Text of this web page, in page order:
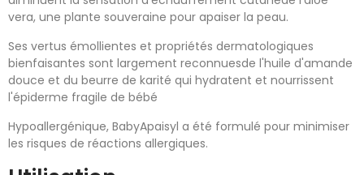
vera, une plante souveraine pour apaiser la peau.
Ses vertus émollientes et propriétés dermatologiques
bienfaisantes sont largement reconnuesde l'huile d'amande
douce et du beurre de karité qui hydratent et nourrissent
l'épiderme fragile de bébé
Hypoallergénique, BabyApaisyl a été formulé pour minimiser
les risques de réactions allergiques.